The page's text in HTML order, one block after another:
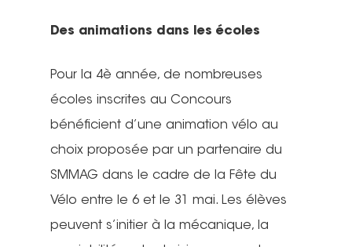
Des animations dans les écoles
Pour la 4è année, de nombreuses
écoles inscrites au Concours
bénéficient d’une animation vélo au
choix proposée par un partenaire du
SMMAG dans le cadre de la Fête du
Vélo entre le 6 et le 31 mai. Les élèves
peuvent s’initier à la mécanique, la